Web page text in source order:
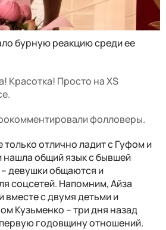
бурную реакцию среди ее
Красотка! Просто на XS
фолловеры.
только отлично ладит с Гуфом и
нашла общий язык с бывшей
девушки общаются и
соцсетей. Напомним, Айза
вместе с двумя детьми и
Кузьменко – три дня назад
годовщину отношений.